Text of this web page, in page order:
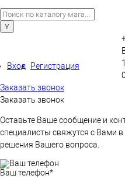
Вход Регистрация
0
Заказать звонок
Заказать звонок
Оставьте Ваше сообщение и
специалисты свяжутся с Вами
решения Вашего вопроса.
Ваш телефон*